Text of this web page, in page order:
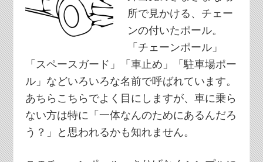
所で見かける、チェー
ンの付いたポール。
「チェーンポール」
「スペースガード」「車止め」「駐車場ポー
ル」などいろいろな名前で呼ばれています。
あちらこちらでよく目にしますが、車に乗ら
ない方は特に「一体なんのためにあるんだろ
う？」と思われるかも知れません。